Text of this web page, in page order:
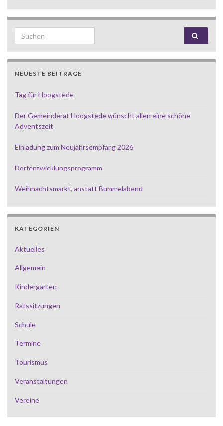
Search for:
NEUESTE BEITRÄGE
Tag für Hoogstede
Der Gemeinderat Hoogstede wünscht allen eine schöne
Adventszeit
Einladung zum Neujahrsempfang 2026
Dorfentwicklungsprogramm
Weihnachtsmarkt, anstatt Bummelabend
KATEGORIEN
Aktuelles
Allgemein
Kindergarten
Ratssitzungen
Schule
Termine
Tourismus
Veranstaltungen
Vereine